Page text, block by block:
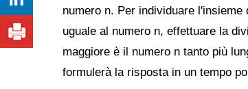
numero n. Per individuare
uguale al numero n, effettuare la
maggiore è il numero n tanto più
formulerà la risposta in un tempo